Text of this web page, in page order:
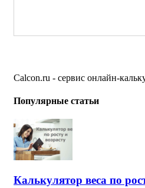
Calcon.ru - сервис онлайн-
Популярные статьи
Калькулятор веса по